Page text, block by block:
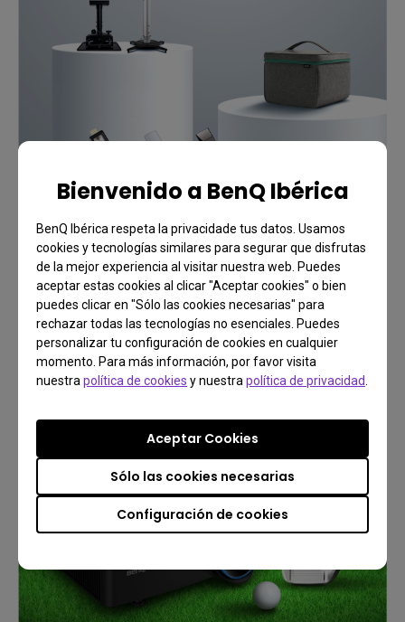
Bienvenido a BenQ Ibérica
BenQ Ibérica respeta la privacidade tus datos. Usamos
cookies y tecnologías similares para segurar que disfrutas
de la mejor experiencia al visitar nuestra web. Puedes
aceptar estas cookies al clicar "Aceptar cookies" o bien
puedes clicar en "Sólo las cookies necesarias" para
rechazar todas las tecnologías no esenciales. Puedes
personalizar tu configuración de cookies en cualquier
momento. Para más información, por favor visita
nuestra política de cookies y nuestra política de privacidad
Configuración de cookies
Sólo las cookies necesarias
Aceptar Cookies
Proyección inmersiva y de simulación de
BenQ
Juega como si estuvieras allí